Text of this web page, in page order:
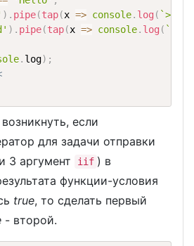
) . pipe(tap(x => console. log ( `>>>
) . pipe(tap(x => console. log ( `>>>
. log) ;
если
для задачи отправки
3 аргумент
iif ) в
функции-условия
true, то сделать первый
- второй.